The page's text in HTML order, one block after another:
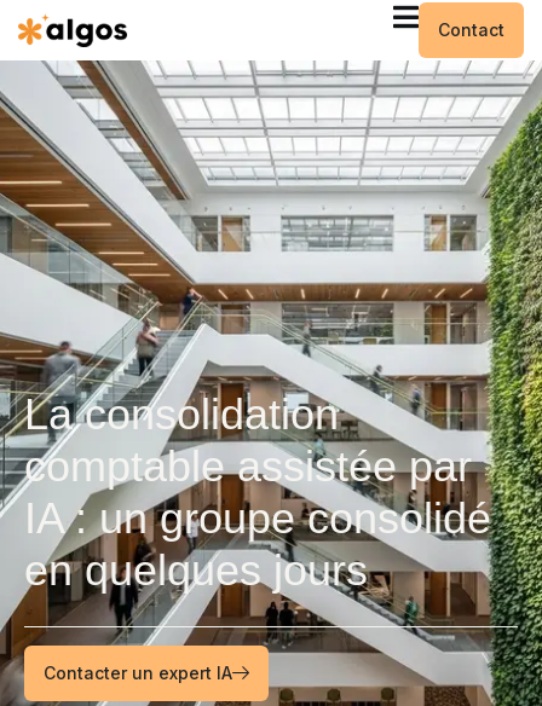
Contact
La consolidation
comptable assistée par
IA : un groupe consolidé
en quelques jours
Contacter un expert IA